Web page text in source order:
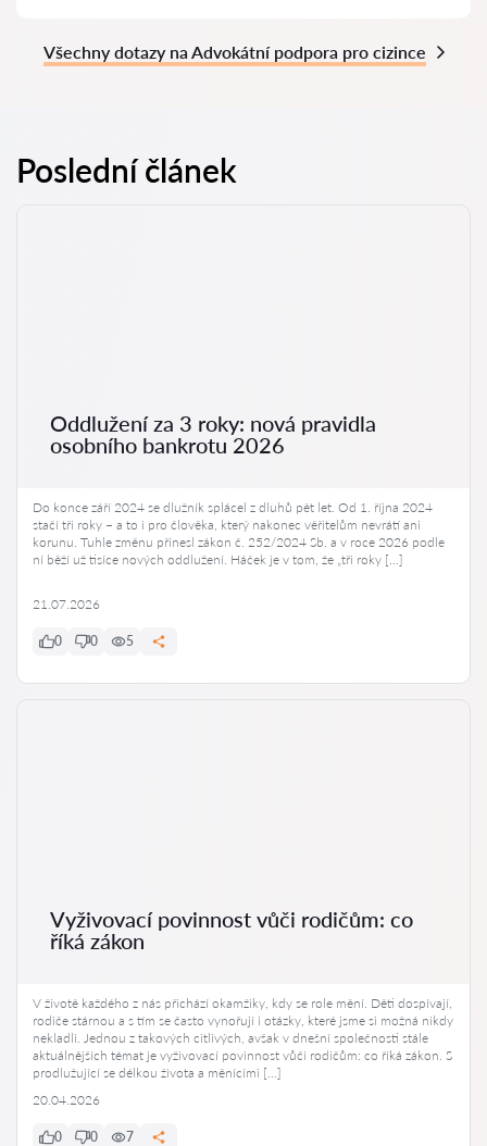
Všechny dotazy na Advokátní podpora pro cizince
Poslední článek
Oddlužení za 3 roky: nová pravidla
osobního bankrotu 2026
Do konce září 2024 se dlužník splácel z dluhů pět let. Od 1. října 2024
stačí tři roky – a to i pro člověka, který nakonec věřitelům nevrátí ani
korunu. Tuhle změnu přinesl zákon č. 252/2024 Sb. a v roce 2026 podle
ní běží už tisíce nových oddlužení. Háček je v tom, že „tři roky […]
21.07.2026
0 0 5
Vyživovací povinnost vůči rodičům: co
říká zákon
V životě každého z nás přichází okamžiky, kdy se role mění. Děti dospívají,
rodiče stárnou a s tím se často vynořují i otázky, které jsme si možná nikdy
nekladli. Jednou z takových citlivých, avšak v dnešní společnosti stále
aktuálnějších témat je vyživovací povinnost vůči rodičům: co říká zákon. S
prodlužující se délkou života a měnícími […]
20.04.2026
0 0 7